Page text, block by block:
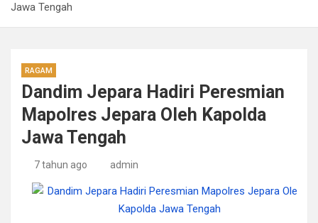
Jawa Tengah
RAGAM
Dandim Jepara Hadiri Peresmian
Mapolres Jepara Oleh Kapolda
Jawa Tengah
7 tahun ago admin